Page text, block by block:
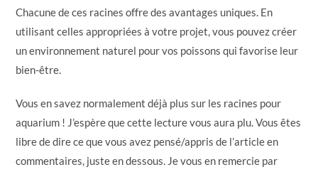
Chacune de ces racines offre des avantages uniques. En
utilisant celles appropriées à votre projet, vous pouvez créer
un environnement naturel pour vos poissons qui favorise leur
bien-être.
Vous en savez normalement déjà plus sur les racines pour
aquarium ! J’espère que cette lecture vous aura plu. Vous êtes
libre de dire ce que vous avez pensé/appris de l’article en
commentaires, juste en dessous. Je vous en remercie par